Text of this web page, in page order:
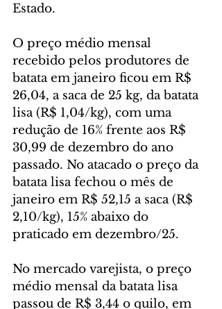
Estado.
O preço médio mensal
recebido pelos produtores de
batata em janeiro ficou em R$
26,04, a saca de 25 kg, da batata
lisa (R$ 1,04/kg), com uma
redução de 16% frente aos R$
30,99 de dezembro do ano
passado. No atacado o preço da
batata lisa fechou o mês de
janeiro em R$ 52,15 a saca (R$
2,10/kg), 15% abaixo do
praticado em dezembro/25.
No mercado varejista, o preço
médio mensal da batata lisa
passou de R$ 3,44 o quilo, em